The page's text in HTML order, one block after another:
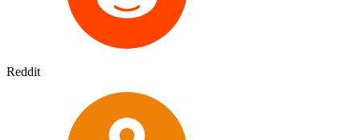
Reddit